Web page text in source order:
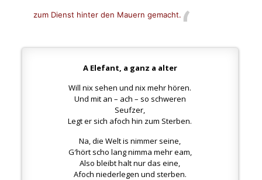
zum Dienst hinter den Mauern gemacht.
A Elefant, a ganz a alter
Will nix sehen und nix mehr hören.
Und mit an – ach – so schweren
Seufzer,
Legt er sich afoch hin zum Sterben.
Na, die Welt is nimmer seine,
G′hört scho lang nimma mehr eam,
Also bleibt halt nur das eine,
Afoch niederlegen und sterben.